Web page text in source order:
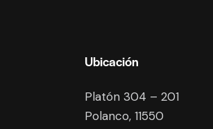
Ubicación
Platón 304 – 201
Polanco, 11550